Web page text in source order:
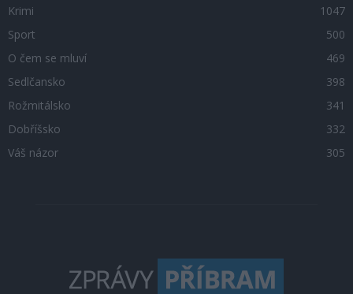
Krimi
1047
Sport
500
O čem se mluví
469
Sedlčansko
398
Rožmitálsko
341
Dobříšsko
332
Váš názor
305